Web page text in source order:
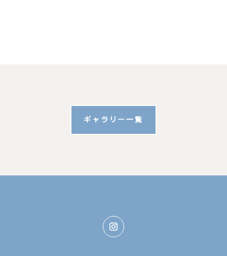
ギャラリー一覧